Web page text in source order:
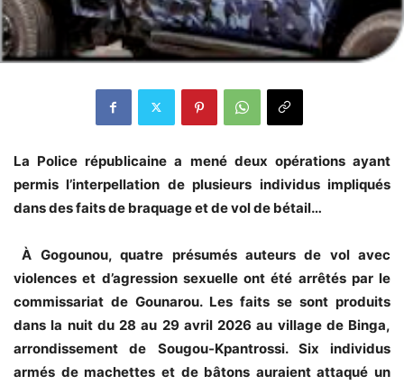
La Police républicaine a mené deux opérations ayant
permis l’interpellation de plusieurs individus impliqués
dans des faits de braquage et de vol de bétail…
À Gogounou, quatre présumés auteurs de vol avec
violences et d’agression sexuelle ont été arrêtés par le
commissariat de Gounarou. Les faits se sont produits
dans la nuit du 28 au 29 avril 2026 au village de Binga,
arrondissement de Sougou-Kpantrossi. Six individus
armés de machettes et de bâtons auraient attaqué un